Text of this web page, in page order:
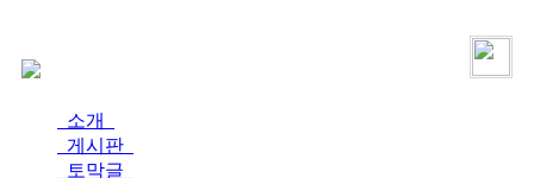
소개
게시판
토막글